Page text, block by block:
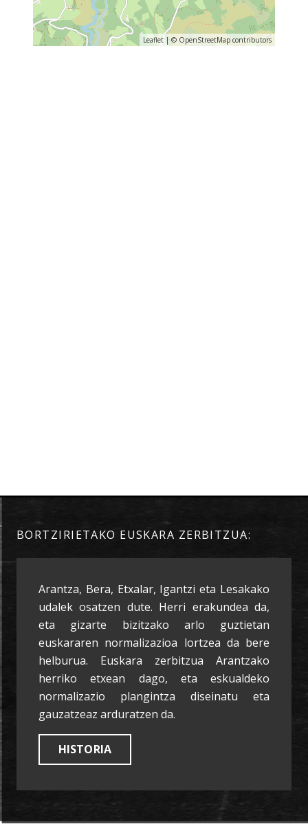
Leaflet| © OpenStreetMap contributors
BORTZIRIETAKO EUSKARA ZERBITZUA:
Arantza, Bera, Etxalar, Igantzi eta Lesakako
udalek osatzen dute. Herri erakundea da,
eta gizarte bizitzako arlo guztietan
euskararen normalizazioa lortzea da bere
helburua. Euskara zerbitzua Arantzako
herriko etxean dago, eta eskualdeko
normalizazio plangintza diseinatu eta
gauzatzeaz arduratzen da.
HISTORIA